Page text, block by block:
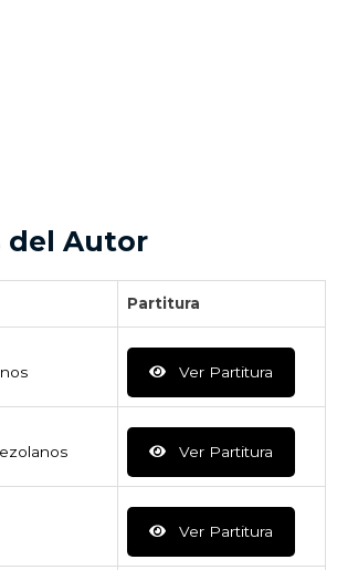
del Autor
Partitura
Ver Partitura
Ver Partitura
Ver Partitura